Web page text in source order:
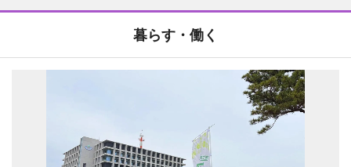
暮らす・働く